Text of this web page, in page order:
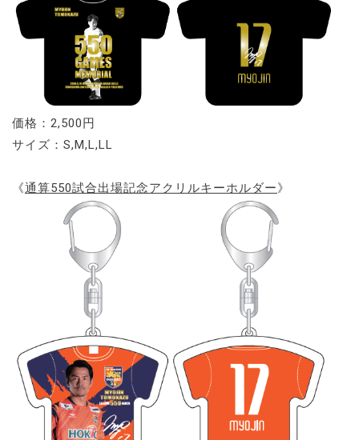
価格：2,500円
サイズ：S,M,L,LL
《通算550試合出場記念アクリルキーホルダー》